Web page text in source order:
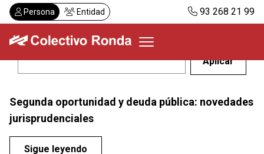
Pasar
al
contenido
Persona Entidad 93 268 21 99
Servicios
Actualidad
Despachos
Segunda oportunidad y deuda pública: novedades
jurisprudenciales
Sigue leyendo